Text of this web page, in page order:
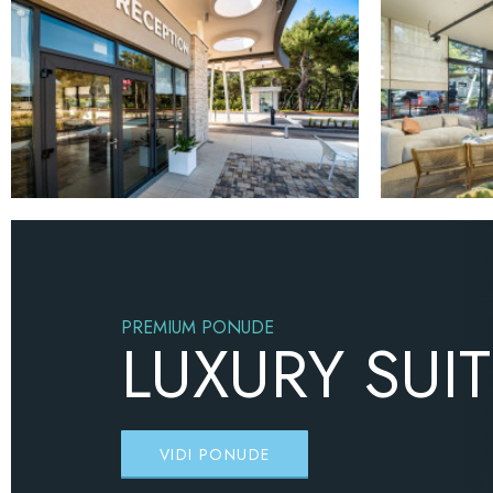
PREMIUM PONUDE
LUXURY
VIDI PONUDE